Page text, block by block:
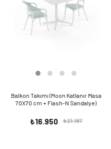
Balkon Takımı (Moon Katlanır Masa
70X70 cm + Flash-N Sandalye)
₺16.950 ₺21.187